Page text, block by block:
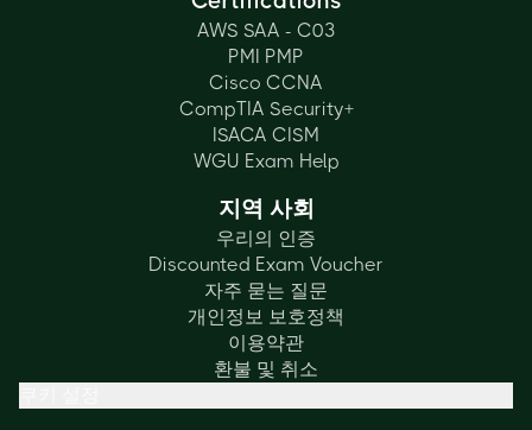
AWS SAA - C03
PMI PMP
Cisco CCNA
CompTIA Security+
ISACA CISM
WGU Exam Help
지역 사회
우리의 인증
Discounted Exam Voucher
자주 묻는 질문
개인정보 보호정책
이용약관
환불 및 취소